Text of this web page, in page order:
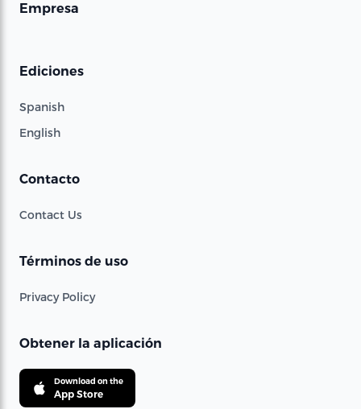
Empresa
Ediciones
Spanish
English
Contacto
Contact Us
Términos de uso
Privacy Policy
Obtener la aplicación
Download on the
App Store